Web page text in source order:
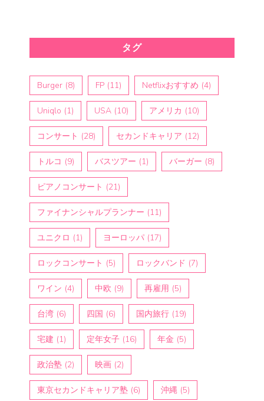
タグ
Burger (8) FP (11) Netflixおすすめ (4)
Uniqlo (1) USA (10) アメリカ (10)
コンサート (28) セカンドキャリア (12)
トルコ (9) バスツアー (1) バーガー (8)
ピアノコンサート (21)
ファイナンシャルプランナー (11)
ユニクロ (1) ヨーロッパ (17)
ロックコンサート (5) ロックバンド (7)
ワイン (4) 中欧 (9) 再雇用 (5)
台湾 (6) 四国 (6) 国内旅行 (19)
宅建 (1) 定年女子 (16) 年金 (5)
政治塾 (2) 映画 (2)
東京セカンドキャリア塾 (6) 沖縄 (5)